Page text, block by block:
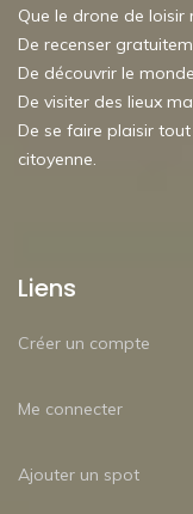
Que le drone de loisir
De recenser
De découvrir le
De visiter des lieux
De se faire plaisir
citoyenne.
Liens
Créer un compte
Me connecter
Ajouter un spot